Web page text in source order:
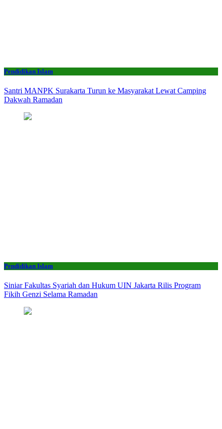
Pendidikan Islam
Santri MANPK Surakarta Turun ke Masyarakat Lewat Camping
Dakwah Ramadan
Pendidikan Islam
Siniar Fakultas Syariah dan Hukum UIN Jakarta Rilis Program
Fikih Genzi Selama Ramadan